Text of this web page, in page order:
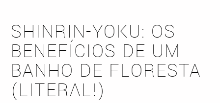
SHINRIN-YOKU: OS
BENEFÍCIOS DE UM
BANHO DE FLORESTA
(LITERAL!)